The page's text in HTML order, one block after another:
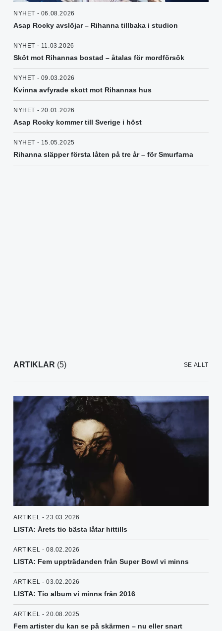
NYHET - 06.08.2026
Asap Rocky avslöjar – Rihanna tillbaka i studion
NYHET - 11.03.2026
Sköt mot Rihannas bostad – åtalas för mordförsök
NYHET - 09.03.2026
Kvinna avfyrade skott mot Rihannas hus
NYHET - 20.01.2026
Asap Rocky kommer till Sverige i höst
NYHET - 15.05.2025
Rihanna släpper första låten på tre år – för Smurfarna
ARTIKLAR (5) SE ALLT
ARTIKEL - 23.03.2026
LISTA: Årets tio bästa låtar hittills
ARTIKEL - 08.02.2026
LISTA: Fem uppträdanden från Super Bowl vi minns
ARTIKEL - 03.02.2026
LISTA: Tio album vi minns från 2016
ARTIKEL - 20.08.2025
Fem artister du kan se på skärmen – nu eller snart